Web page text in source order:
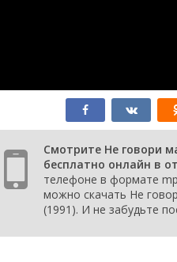
Смотрите Не говори
бесплатно онлайн в
телефоне в формате
можно скачать Не
(1991). И не забудьте